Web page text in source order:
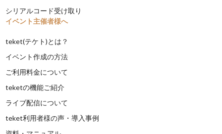
シリアルコード受け取り
イベント主催者様へ
teket(テケト)とは？
イベント作成の方法
ご利用料金について
teketの機能ご紹介
ライブ配信について
teket利用者様の声・導入事例